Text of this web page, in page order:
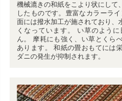
機械漉きの和紙をこより状にして
したものです。豊富なカラーラ
面には撥水加工が施されており、
くなっています。 い草のよう
ん。 摩耗にも強く、い草とくら
あります。 和紙の畳おもてには
ダニの発生が抑制されます。